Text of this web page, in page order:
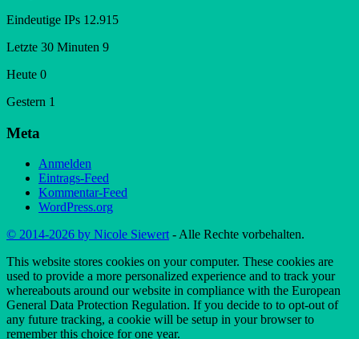
Eindeutige IPs 12.915
Letzte 30 Minuten 9
Heute 0
Gestern 1
Meta
Anmelden
Eintrags-Feed
Kommentar-Feed
WordPress.org
© 2014-2026 by Nicole Siewert - Alle Rechte vorbehalten.
This website stores cookies on your computer. These cookies are
used to provide a more personalized experience and to track your
whereabouts around our website in compliance with the European
General Data Protection Regulation. If you decide to to opt-out of
any future tracking, a cookie will be setup in your browser to
remember this choice for one year.